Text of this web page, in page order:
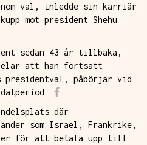
val, inledde sin karriär
mot president Shehu
sedan 43 år tillbaka,
att han fortsatt
påbörjar vid
där
som Israel, Frankrike,
för att betala upp till